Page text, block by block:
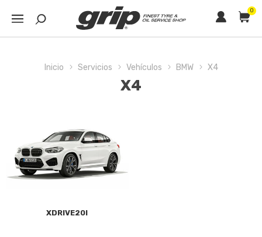
0
Inicio Servicios Vehículos BMW X4
X4
XDRIVE20I